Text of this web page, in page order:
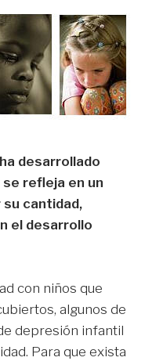
desarrollado
refleja en un
cantidad,
el desarrollo
con niños que
algunos de
depresión infantil
Para que exista